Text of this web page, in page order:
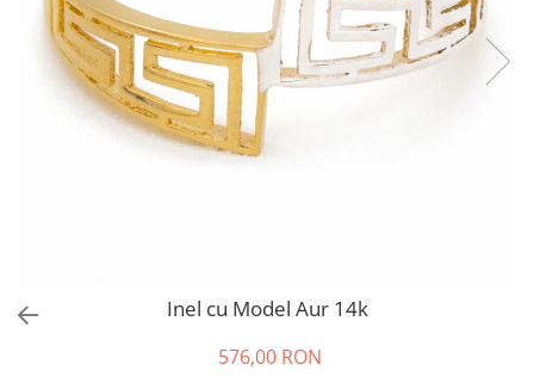
Inel cu Model Aur 14k
576,00 RON